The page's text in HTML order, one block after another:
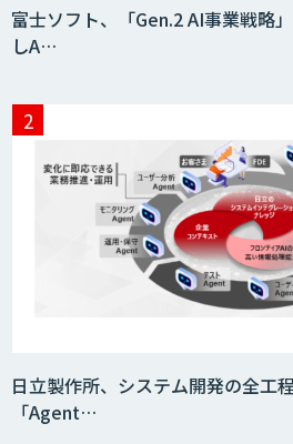
富士ソフト、「Gen.2 AI事業戦略
しA…
日立製作所、システム開発の全工
「Agent…